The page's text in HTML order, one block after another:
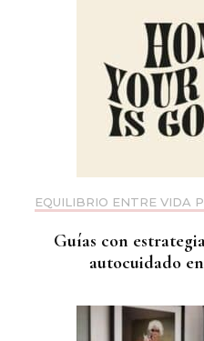
EQUILIBRIO ENTRE VIDA
Guías con
autocuidado